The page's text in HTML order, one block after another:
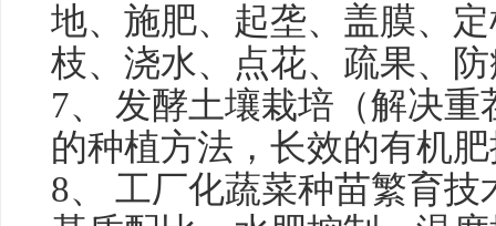
地、施肥、起垄、盖膜、
枝、浇水、点花、疏果、
7、 发酵土壤栽培（解决
的种植方法，长效的有机
8、 工厂化蔬菜种苗繁育